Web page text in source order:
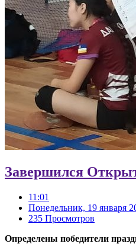
Завершился
11:01
Понедельник, 19 января
235 Просмотров
Определены победители